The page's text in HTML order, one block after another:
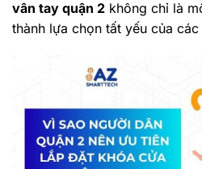
vân tay quận 2 không chỉ là
thành lựa chọn tất yếu của